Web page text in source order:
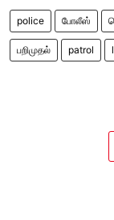
police போலீஸ்
பறிமுதல் patrol